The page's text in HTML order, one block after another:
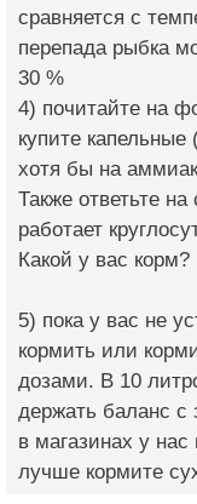
сравняется с
перепада рыбка
30 %
4) почитайте на
купите
хотя бы на
Также ответьте
работает
Какой у вас корм?
5) пока у вас не
кормить или
дозами. В 10
держать баланс
в магазинах у
лучше кормите